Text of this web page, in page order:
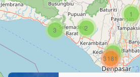
1
1
3 2
3181